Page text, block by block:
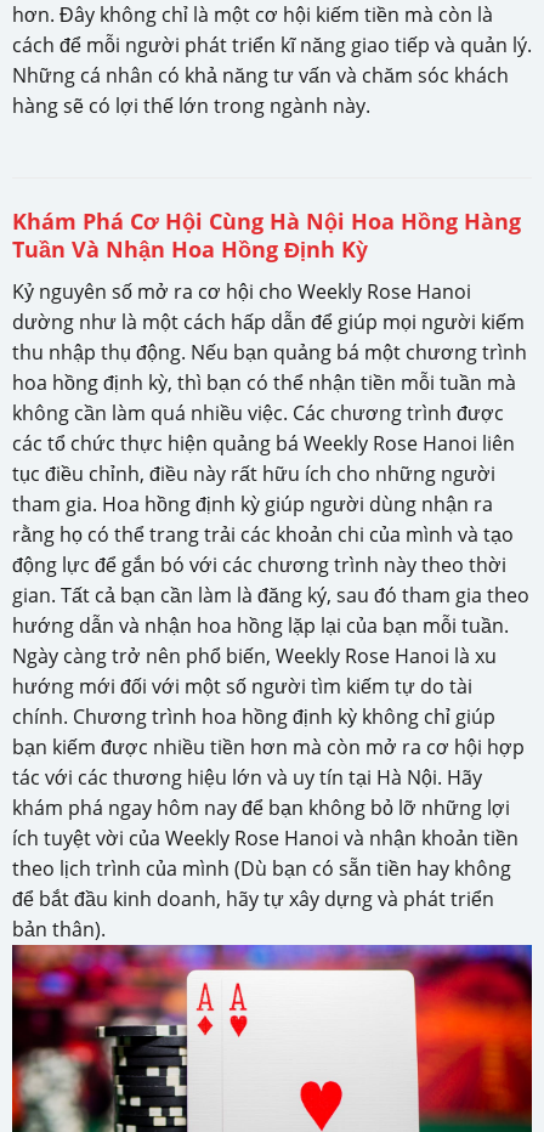
hơn. Đây không chỉ là một cơ hội kiếm tiền mà còn là
cách để mỗi người phát triển kĩ năng giao tiếp và quản lý.
Những cá nhân có khả năng tư vấn và chăm sóc khách
hàng sẽ có lợi thế lớn trong ngành này.
Khám Phá Cơ Hội Cùng Hà Nội Hoa Hồng Hàng
Tuần Và Nhận Hoa Hồng Định Kỳ
Kỷ nguyên số mở ra cơ hội cho Weekly Rose Hanoi
dường như là một cách hấp dẫn để giúp mọi người kiếm
thu nhập thụ động. Nếu bạn quảng bá một chương trình
hoa hồng định kỳ, thì bạn có thể nhận tiền mỗi tuần mà
không cần làm quá nhiều việc. Các chương trình được
các tổ chức thực hiện quảng bá Weekly Rose Hanoi liên
tục điều chỉnh, điều này rất hữu ích cho những người
tham gia. Hoa hồng định kỳ giúp người dùng nhận ra
rằng họ có thể trang trải các khoản chi của mình và tạo
động lực để gắn bó với các chương trình này theo thời
gian. Tất cả bạn cần làm là đăng ký, sau đó tham gia theo
hướng dẫn và nhận hoa hồng lặp lại của bạn mỗi tuần.
Ngày càng trở nên phổ biến, Weekly Rose Hanoi là xu
hướng mới đối với một số người tìm kiếm tự do tài
chính. Chương trình hoa hồng định kỳ không chỉ giúp
bạn kiếm được nhiều tiền hơn mà còn mở ra cơ hội hợp
tác với các thương hiệu lớn và uy tín tại Hà Nội. Hãy
khám phá ngay hôm nay để bạn không bỏ lỡ những lợi
ích tuyệt vời của Weekly Rose Hanoi và nhận khoản tiền
theo lịch trình của mình (Dù bạn có sẵn tiền hay không
để bắt đầu kinh doanh, hãy tự xây dựng và phát triển
bản thân).